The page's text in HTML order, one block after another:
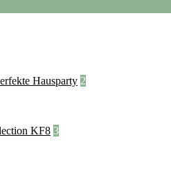
2
3